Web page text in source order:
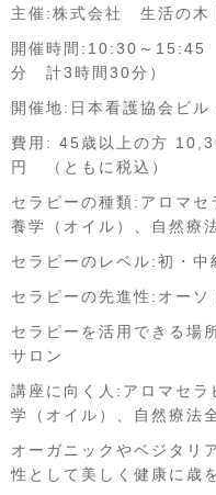
主催:株式会社 生活の
開催時間:10:30～
分 計3時間30分）
開催地:日本看護協会ビル
費用: 45歳以上の方
円 （ともに税込）
セラピーの種類:アロマ
養学（オイル）、自然療
セラピーのレベル:初・中
セラピーの先進性:オーソ
セラピーを活用できる場
サロン
講座に向く人:アロマセ
学（オイル）、自然療法
オーガニックやベジタリ
性として美しく健康に歳